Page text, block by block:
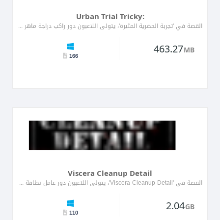
Urban Trial Tricky:
القصة في 'تجربة الحضرية المثيرة'، يتولى اللاعبون دور راكب دراجة ماهر يتنقل عبر بيئات حضرية نابضة بالحياة ملي�...
166
463.27MB
Viscera Cleanup Detail
القصة في 'Viscera Cleanup Detail'، يتولى اللاعبون دور عامل نظافة مكلف بتنظيف آثار سيناريوهات خيال علمي ورعب مختلفة. تدو�...
110
2.04GB